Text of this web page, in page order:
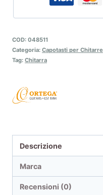
COD: 048511
Categoria: Capotasti per Chitarre
Tag: Chitarra
Descrizione
Marca
Recensioni (0)